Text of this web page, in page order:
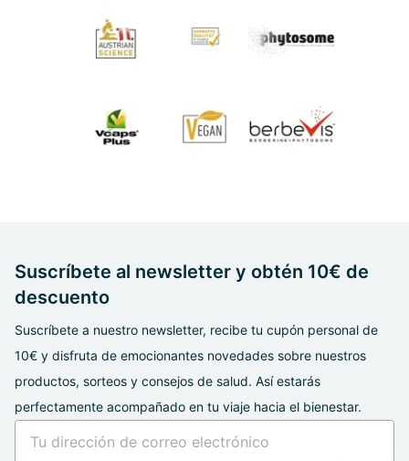
Suscríbete al newsletter y obtén 10€ de
descuento
Suscríbete a nuestro newsletter, recibe tu cupón personal de
10€ y disfruta de emocionantes novedades sobre nuestros
productos, sorteos y consejos de salud. Así estarás
perfectamente acompañado en tu viaje hacia el bienestar.